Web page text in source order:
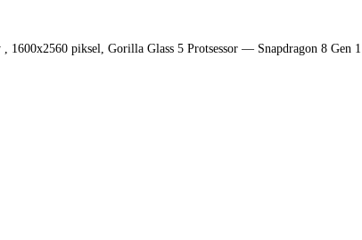
piksel, Gorilla Glass 5 Protsessor — Snapdragon 8